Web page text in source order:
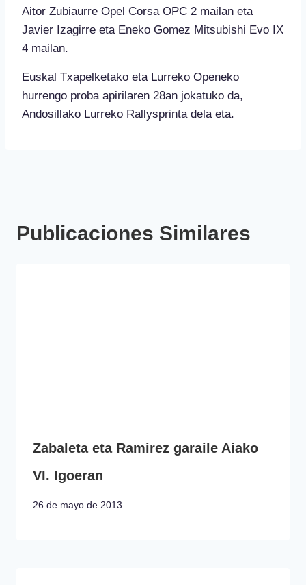
Aitor Zubiaurre Opel Corsa OPC 2 mailan eta
Javier Izagirre eta Eneko Gomez Mitsubishi Evo IX
4 mailan.
Euskal Txapelketako eta Lurreko Openeko
hurrengo proba apirilaren 28an jokatuko da,
Andosillako Lurreko Rallysprinta dela eta.
Publicaciones Similares
Zabaleta eta Ramirez garaile Aiako
VI. Igoeran
26 de mayo de 2013